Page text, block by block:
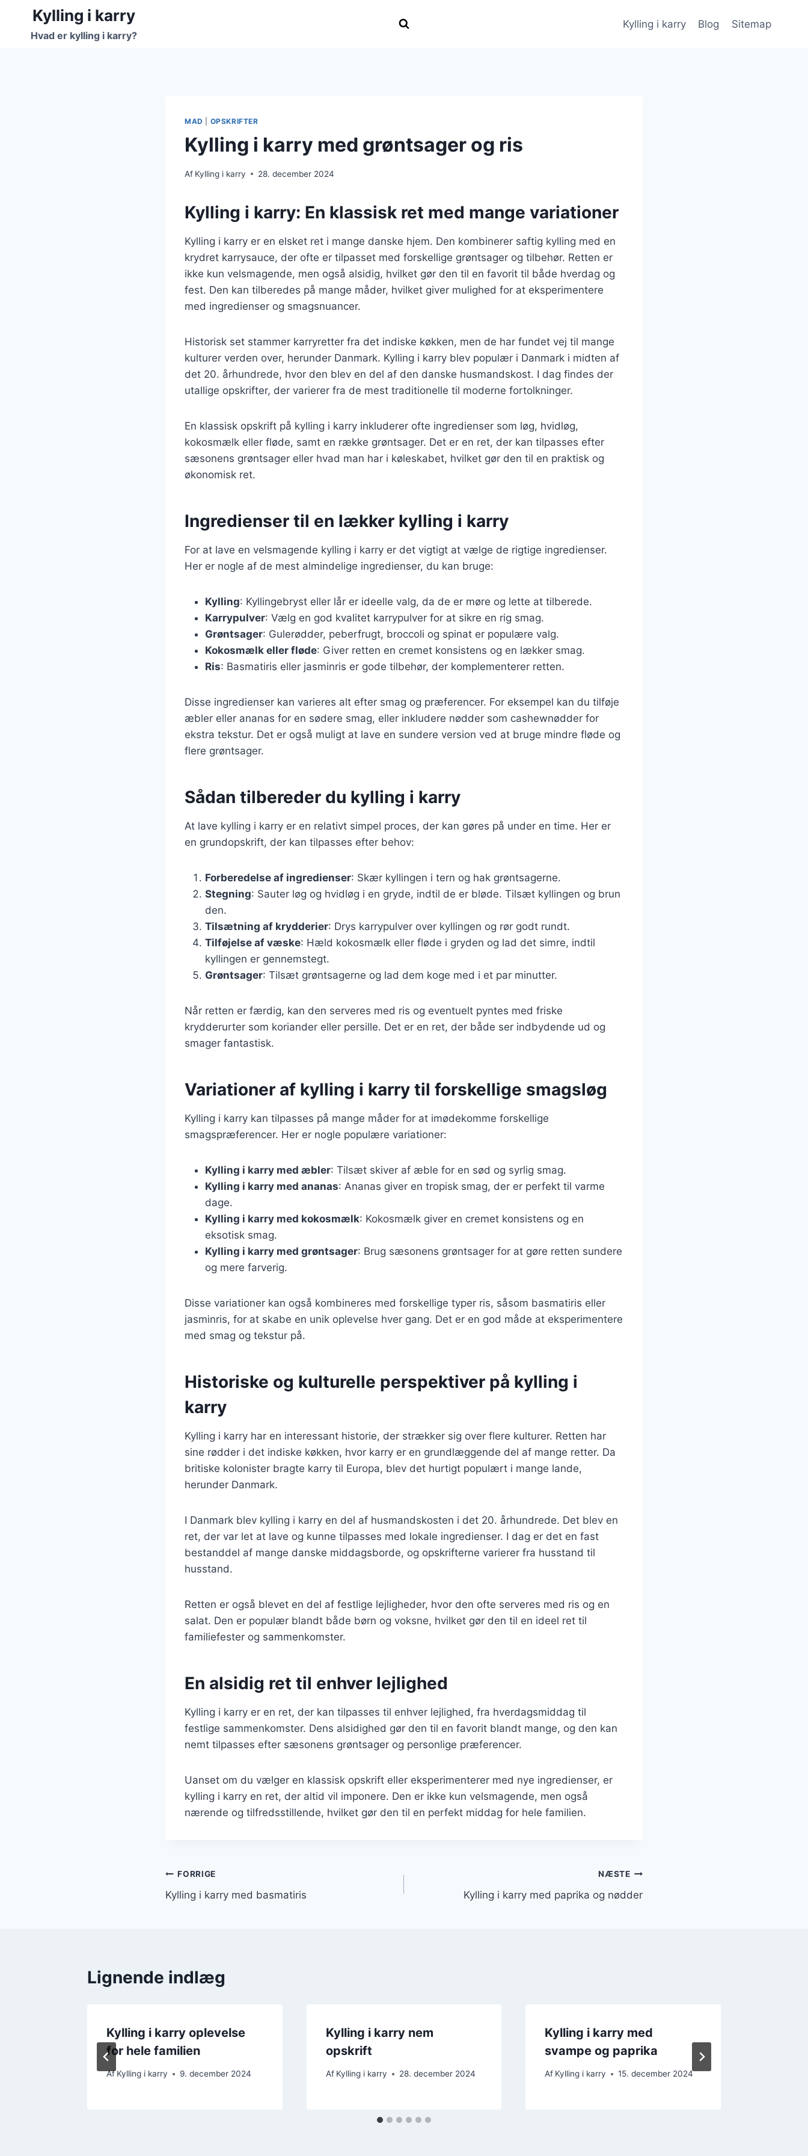
Fortsæt
indhold
Kylling i karry
Hvad er kylling i karry?
Kylling i karry Blog Sitemap
MAD OPSKRIFTER
Kylling i karry med grøntsager og ris
Af Kylling i karry 28. december 2024
Kylling i karry: En klassisk ret med mange variationer
Kylling i karry er en elsket ret i mange danske hjem. Den kombinerer saftig kylling med en
krydret karrysauce, der ofte er tilpasset med forskellige grøntsager og tilbehør. Retten er
ikke kun velsmagende, men også alsidig, hvilket gør den til en favorit til både hverdag og
fest. Den kan tilberedes på mange måder, hvilket giver mulighed for at eksperimentere
med ingredienser og smagsnuancer.
Historisk set stammer karryretter fra det indiske køkken, men de har fundet vej til mange
kulturer verden over, herunder Danmark. Kylling i karry blev populær i Danmark i midten af
det 20. århundrede, hvor den blev en del af den danske husmandskost. I dag findes der
utallige opskrifter, der varierer fra de mest traditionelle til moderne fortolkninger.
En klassisk opskrift på kylling i karry inkluderer ofte ingredienser som løg, hvidløg,
kokosmælk eller fløde, samt en række grøntsager. Det er en ret, der kan tilpasses efter
sæsonens grøntsager eller hvad man har i køleskabet, hvilket gør den til en praktisk og
økonomisk ret.
Ingredienser til en lækker kylling i karry
For at lave en velsmagende kylling i karry er det vigtigt at vælge de rigtige ingredienser.
Her er nogle af de mest almindelige ingredienser, du kan bruge:
Kylling: Kyllingebryst eller lår er ideelle valg, da de er møre og lette at tilberede.
Karrypulver: Vælg en god kvalitet karrypulver for at sikre en rig smag.
Grøntsager: Gulerødder, peberfrugt, broccoli og spinat er populære valg.
Kokosmælk eller fløde: Giver retten en cremet konsistens og en lækker smag.
Ris: Basmatiris eller jasminris er gode tilbehør, der komplementerer retten.
Disse ingredienser kan varieres alt efter smag og præferencer. For eksempel kan du tilføje
æbler eller ananas for en sødere smag, eller inkludere nødder som cashewnødder for
ekstra tekstur. Det er også muligt at lave en sundere version ved at bruge mindre fløde og
flere grøntsager.
Sådan tilbereder du kylling i karry
At lave kylling i karry er en relativt simpel proces, der kan gøres på under en time. Her er
en grundopskrift, der kan tilpasses efter behov:
Forberedelse af ingredienser: Skær kyllingen i tern og hak grøntsagerne.
Stegning: Sauter løg og hvidløg i en gryde, indtil de er bløde. Tilsæt kyllingen og brun
den.
Tilsætning af krydderier: Drys karrypulver over kyllingen og rør godt rundt.
Tilføjelse af væske: Hæld kokosmælk eller fløde i gryden og lad det simre, indtil
kyllingen er gennemstegt.
Grøntsager: Tilsæt grøntsagerne og lad dem koge med i et par minutter.
Når retten er færdig, kan den serveres med ris og eventuelt pyntes med friske
krydderurter som koriander eller persille. Det er en ret, der både ser indbydende ud og
smager fantastisk.
Variationer af kylling i karry til forskellige smagsløg
Kylling i karry kan tilpasses på mange måder for at imødekomme forskellige
smagspræferencer. Her er nogle populære variationer:
Kylling i karry med æbler: Tilsæt skiver af æble for en sød og syrlig smag.
Kylling i karry med ananas: Ananas giver en tropisk smag, der er perfekt til varme
dage.
Kylling i karry med kokosmælk: Kokosmælk giver en cremet konsistens og en
eksotisk smag.
Kylling i karry med grøntsager: Brug sæsonens grøntsager for at gøre retten sundere
og mere farverig.
Disse variationer kan også kombineres med forskellige typer ris, såsom basmatiris eller
jasminris, for at skabe en unik oplevelse hver gang. Det er en god måde at eksperimentere
med smag og tekstur på.
Historiske og kulturelle perspektiver på kylling i
karry
Kylling i karry har en interessant historie, der strækker sig over flere kulturer. Retten har
sine rødder i det indiske køkken, hvor karry er en grundlæggende del af mange retter. Da
britiske kolonister bragte karry til Europa, blev det hurtigt populært i mange lande,
herunder Danmark.
I Danmark blev kylling i karry en del af husmandskosten i det 20. århundrede. Det blev en
ret, der var let at lave og kunne tilpasses med lokale ingredienser. I dag er det en fast
bestanddel af mange danske middagsborde, og opskrifterne varierer fra husstand til
husstand.
Retten er også blevet en del af festlige lejligheder, hvor den ofte serveres med ris og en
salat. Den er populær blandt både børn og voksne, hvilket gør den til en ideel ret til
familiefester og sammenkomster.
En alsidig ret til enhver lejlighed
Kylling i karry er en ret, der kan tilpasses til enhver lejlighed, fra hverdagsmiddag til
festlige sammenkomster. Dens alsidighed gør den til en favorit blandt mange, og den kan
nemt tilpasses efter sæsonens grøntsager og personlige præferencer.
Uanset om du vælger en klassisk opskrift eller eksperimenterer med nye ingredienser, er
kylling i karry en ret, der altid vil imponere. Den er ikke kun velsmagende, men også
nærende og tilfredsstillende, hvilket gør den til en perfekt middag for hele familien.
Indlægsnavigation
FORRIGE
Kylling i karry med basmatiris
NÆSTE
Kylling i karry med paprika og nødder
Lignende indlæg
Kylling i karry oplevelse
for hele familien
Af Kylling i karry 9. december 2024
Kylling i karry nem
opskrift
Af Kylling i karry 28. december 2024
Kylling i karry med
svampe og paprika
Af Kylling i karry 15. december 2024